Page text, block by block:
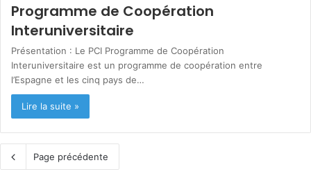
Programme de Coopération
Interuniversitaire
Présentation : Le PCI Programme de Coopération
Interuniversitaire est un programme de coopération entre
l’Espagne et les cinq pays de…
Lire la suite »
Page précédente